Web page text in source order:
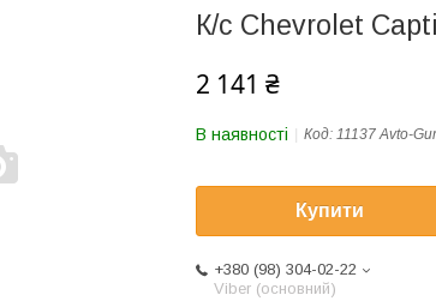
К/с Chevrolet
2 141 ₴
В наявності Код: 11137 Avto-
Купити
+380 (98) 304-02-22
Viber (основний)